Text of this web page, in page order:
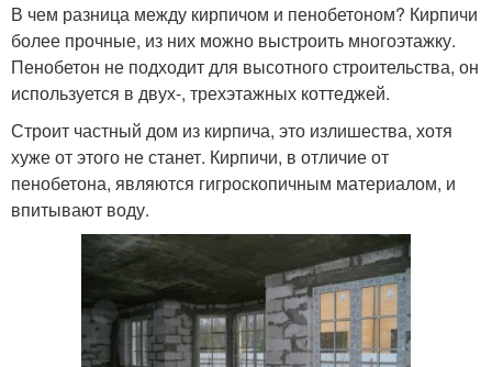
В чем разница между кирпичом и пенобетоном? Кирпичи
более прочные, из них можно выстроить многоэтажку.
Пенобетон не подходит для высотного строительства, он
используется в двух-, трехэтажных коттеджей.
Строит частный дом из кирпича, это излишества, хотя
хуже от этого не станет. Кирпичи, в отличие от
пенобетона, являются гигроскопичным материалом, и
впитывают воду.